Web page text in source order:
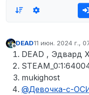
Не в сети
DEAD11 июн. 2024 г.,
DEAD , Эдвард
mukighost
@Девочка-с-